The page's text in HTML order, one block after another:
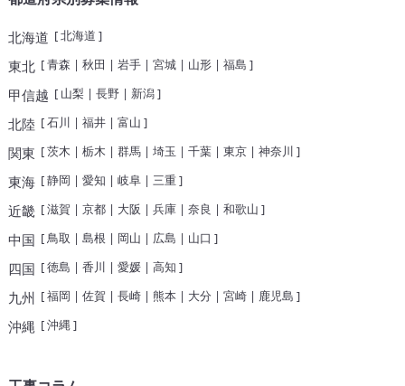
北海道 [北海道 ]
東北 [青森 | 秋田 | 岩手| 宮城| 山形| 福島 ]
甲信越 [ 山梨 | 長野| 新潟]
北陸 [石川 | 福井| 富山 ]
関東 [茨木 | 栃木 | 群馬| 埼玉 | 千葉| 東京| 神奈川 ]
東海[静岡 | 愛知 | 岐阜| 三重]
近畿[滋賀 | 京都| 大阪 | 兵庫| 奈良 | 和歌山 ]
中国 [鳥取 | 島根 | 岡山 | 広島 | 山口 ]
四国 [徳島 | 香川 | 愛媛| 高知 ]
九州 [福岡 | 佐賀 | 長崎| 熊本| 大分 | 宮崎| 鹿児島 ]
沖縄 [沖縄]